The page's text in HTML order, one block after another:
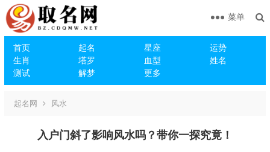
首页 起名 星座
运势
生肖
塔罗 血型
姓名
测试
解梦 更多
菜单
起名网 风水
入户门斜了影响风水吗？带你一探究竟！